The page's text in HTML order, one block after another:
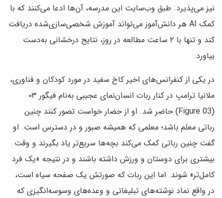
نیز می‌پذیرد. طبق وب‌سایت این مدرسه، آن‌ها ادعا می‌کنند که با
کمک AI هر دانش‌آموز می‌تواند آموزش شخصی‌سازی‌شده دریافت
کند و تنها با ۲ ساعت مطالعه در روز، نتایج درخشانی به‌دست
بیاورد.
در یکی از کنفرانس‌های اخیر کاخ سفید در مورد کودکان و فناوری،
ملانیا ترامپ در کنار ربات انسان‌نمای عجیبی به‌نام فیگور ۰۳
(Figure 03) حاضر شد. او از حضار خواست تصور کنند چنین
رباتی معلم باشد؛ معلمی که همیشه صبور و در دسترس است. او
گفت چنین رباتی کمک می‌کند بچه‌ها سریع‌تر یاد بگیرند و وقت
بیشتری برای دوستان و ورزش داشته باشند و در نتیجه «یک فرد
کامل‌تر» شوند. اما این ربات که صورتش یک صفحه سیاه است،
در واقع نماد نوشته‌های تبلیغاتی و وعده‌های وسوسه‌انگیزی که